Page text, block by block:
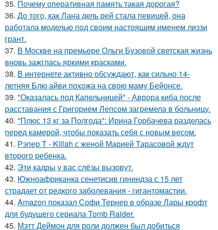
35. Почему оперативная память такая дорогая?
36. До того, как Лана дель рей стала певицей, она
работала моделью под своим настоящим именем лиззи
грант.
37. В Москве на премьере Ольги Бузовой светская жизнь
вновь зажглась яркими красками.
38. В интернете активно обсуждают, как сильно 14-
летняя Блю айви похожа на свою маму Бейонсе.
39. "Оказалась под Капельницей" - Аврора киба после
расставания с Григорием Лепсом загремела в больницу.
40. "Плюс 13 кг за Полгода": Ирина Горбачева разделась
перед камерой, чтобы показать себя с новым весом.
41. Рэпер T - Killah с женой Марией Тарасовой ждут
второго ребенка.
42. Эти кадры у вас слёзы вызовут.
43. Южноафриканка сенетисив гининдза с 15 лет
страдает от редкого заболевания - гигантомастии.
44. Amazon показал Софи Тернер в образе Лары крофт
для будущего сериала Tomb Raider.
45. Мэтт Деймон для роли должен был добиться